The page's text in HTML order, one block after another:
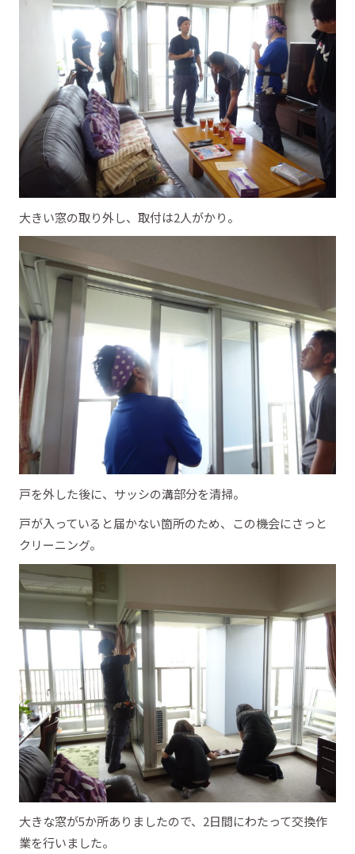
大きい窓の取り外し、取付は2人がかり。
戸を外した後に、サッシの溝部分を清掃。
戸が入っていると届かない箇所のため、この機会にさっと
クリーニング。
大きな窓が5か所ありましたので、2日間にわたって交換作
業を行いました。